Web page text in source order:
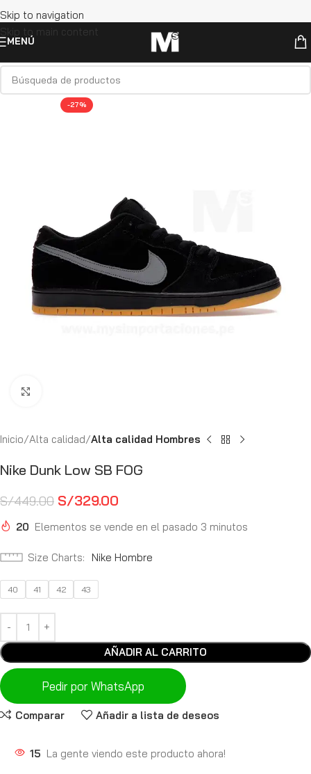
Skip to navigation
Skip to main content
MENÚ
-27%
Inicio Alta calidad Alta calidad Hombres
Nike Dunk Low SB FOG
S/449.00 S/329.00
20 Elementos se vende en el pasado 3 minutos
Size Charts Nike Hombre
40 41 42 43
AÑADIR AL CARRITO
Pedir por WhatsApp
Comparar Añadir a lista de deseos
15 La gente viendo este producto ahora!